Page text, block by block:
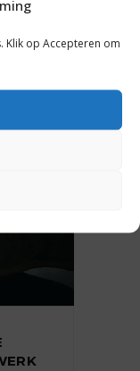
Klik op Accepteren om